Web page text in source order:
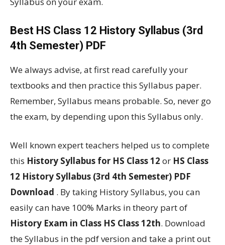
Best HS Class 12 History Syllabus (3rd
4th Semester) PDF
We always advise, at first read carefully your
textbooks and then practice this Syllabus paper.
Remember, Syllabus means probable. So, never go
the exam, by depending upon this Syllabus only.
Well known expert teachers helped us to complete
this History Syllabus for HS Class 12 or HS Class
12 History Syllabus (3rd 4th Semester) PDF
Download . By taking History Syllabus, you can
easily can have 100% Marks in theory part of
History Exam in Class HS Class 12th. Download
the Syllabus in the pdf version and take a print out